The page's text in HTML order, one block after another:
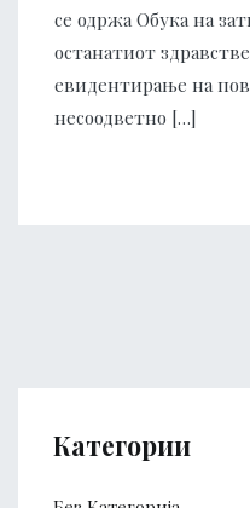
се одржа Обука на
останатиот
евидентирање на
несоодветно […]
Категории